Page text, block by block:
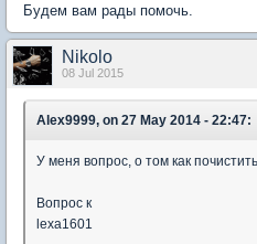
Будем вам рады помочь.
Nikolo
08 Jul 2015
Alex9999, on 27 May 2014 - 22:47:
У меня вопрос, о том как
Вопрос к
lexa1601